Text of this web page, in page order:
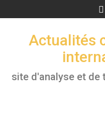
to
Actualités
site d'analyse et